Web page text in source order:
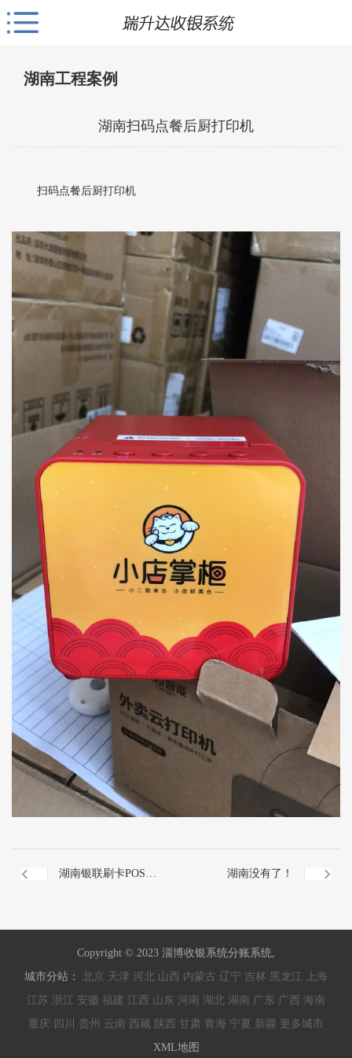
湖南工程案例
湖南扫码点餐后厨打印机
扫码点餐后厨打印机
湖南银联刷卡POS机 湖南没有了！
Copyright © 2023 淄博收银系统分账系统,
城市分站： 北京 天津 河北 山西 内蒙古 辽宁 吉林 黑龙江
上海
江苏 浙江 安徽 福建 江西 山东 河南 湖北 湖南 广东 广西 海南
重庆 四川 贵州 云南 西藏 陕西 甘肃 青海 宁夏 新疆 更多城市
XML地图